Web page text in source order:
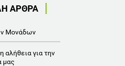
ΑΡΘΡΑ
Μονάδων
αλήθεια για την
μας